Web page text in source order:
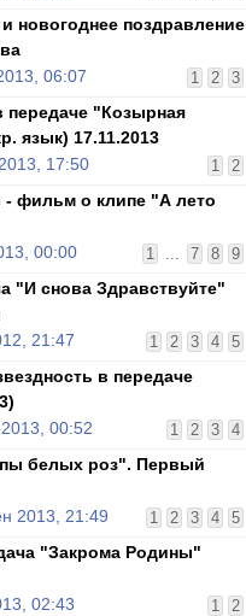
новогоднее поздравление
1 2 3
06:07
"Козырная
язык) 17.11.2013
1 2
17:50
фильм о клипе "А лето
1 ... 7 8 9
00:00
"И снова Здравствуйте"
1 2 3 4 5
21:47
в передаче
1 2 3 4
00:52
белых роз". Первый
1 2 3 4 5
2013, 21:49
"Закрома Родины"
1 2
02:43